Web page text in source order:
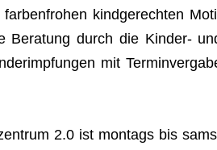
kind­ge­rech­ten
Bera­tung durch die Kin­der-
mit
2.0 ist mon­tags bis